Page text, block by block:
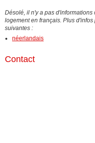
Désolé, il n'y a pas
logement en français. Plus
suivantes :
néerlandais
Contact